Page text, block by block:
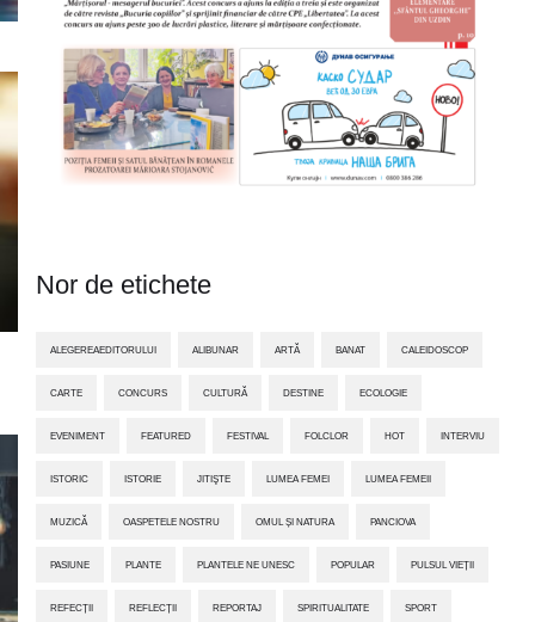
Nor de etichete
ALEGEREAEDITORULUI ALIBUNAR ARTĂ BANAT CALEIDOSCOP
CARTE CONCURS CULTURĂ DESTINE ECOLOGIE
EVENIMENT FEATURED FESTIVAL FOLCLOR HOT INTERVIU
ISTORIC ISTORIE JITIŞTE LUMEA FEMEI LUMEA FEMEII
MUZICĂ OASPETELE NOSTRU OMUL ȘI NATURA PANCIOVA
PASIUNE PLANTE PLANTELE NE UNESC POPULAR PULSUL VIEȚII
REFECȚII REFLECȚII REPORTAJ SPIRITUALITATE SPORT